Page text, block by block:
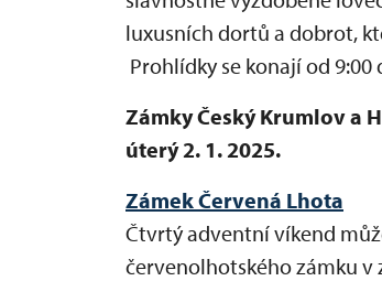
luxusních dortů a dobrot,
Prohlídky se konají od 9:00
Zámky Český Krumlov a
úterý 2. 1. 2025.
Zámek Červená Lhota
Čtvrtý adventní víkend
červenolhotského zámku